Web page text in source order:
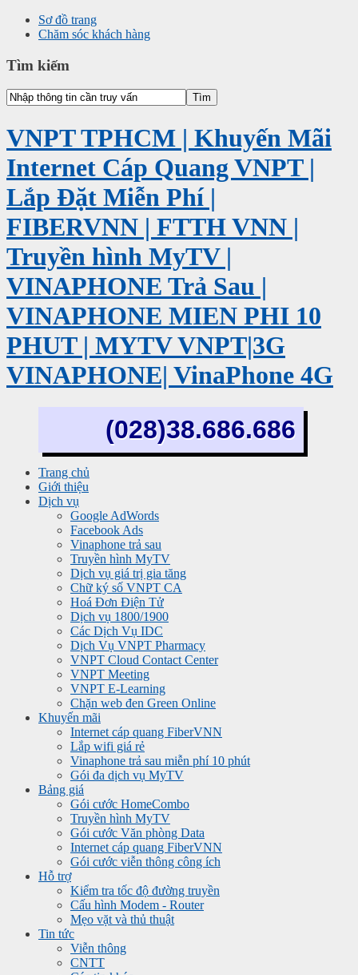
Sơ đồ trang
Chăm sóc khách hàng
Tìm kiếm
VNPT TPHCM | Khuyến Mãi
Internet Cáp Quang VNPT |
Lắp Đặt Miễn Phí |
FIBERVNN | FTTH VNN |
Truyền hình MyTV |
VINAPHONE Trả Sau |
VINAPHONE MIEN PHI 10
PHUT | MYTV VNPT|3G
VINAPHONE| VinaPhone 4G
(028)38.686.686
Trang chủ
Giới thiệu
Dịch vụ
Google AdWords
Facebook Ads
Vinaphone trả sau
Truyền hình MyTV
Dịch vụ giá trị gia tăng
Chữ ký số VNPT CA
Hoá Đơn Điện Tử
Dịch vụ 1800/1900
Các Dịch Vụ IDC
Dịch Vụ VNPT Pharmacy
VNPT Cloud Contact Center
VNPT Meeting
VNPT E-Learning
Chặn web đen Green Online
Khuyến mãi
Internet cáp quang FiberVNN
Lắp wifi giá rẻ
Vinaphone trả sau miễn phí 10 phút
Gói đa dịch vụ MyTV
Bảng giá
Gói cước HomeCombo
Truyền hình MyTV
Gói cước Văn phòng Data
Internet cáp quang FiberVNN
Gói cước viễn thông công ích
Hỗ trợ
Kiểm tra tốc độ đường truyền
Cấu hình Modem - Router
Mẹo vặt và thủ thuật
Tin tức
Viễn thông
CNTT